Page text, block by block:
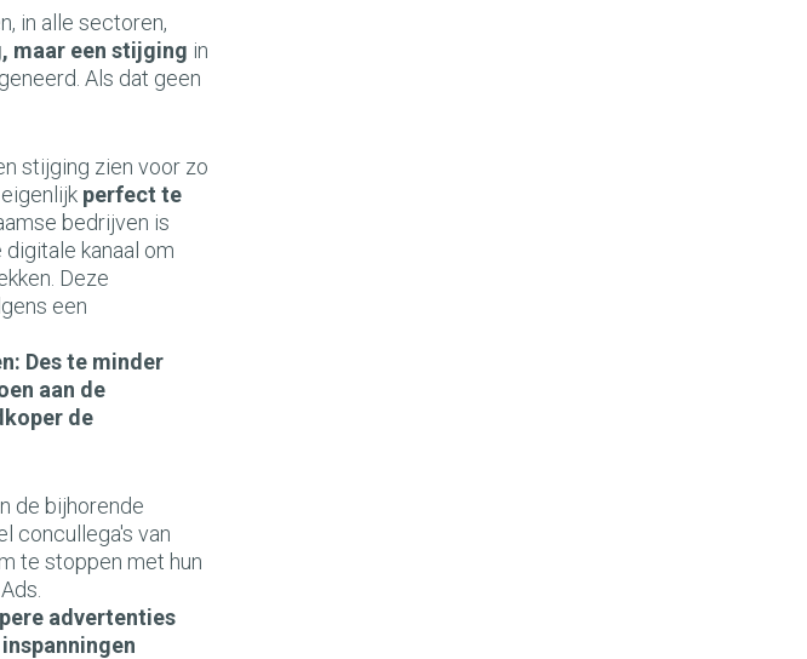
in alle sectoren,
maar een stijging in
Als dat geen
stijging zien voor zo
perfect te
bedrijven is
kanaal om
Deze
een
Des te minder
aan de
de
de bijhorende
concullega's van
te stoppen met hun
advertenties